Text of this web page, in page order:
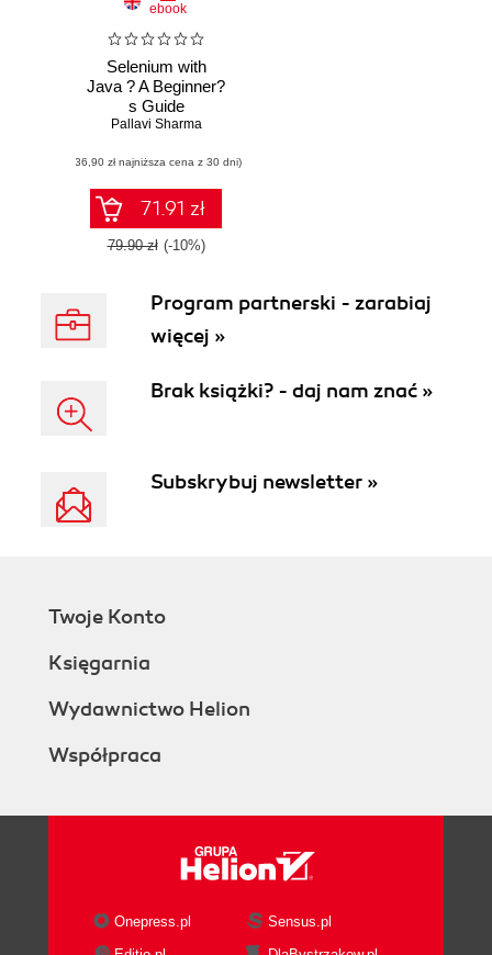
ebook
Selenium with
Java ? A Beginner?
s Guide
Pallavi Sharma
(36,90 zł najniższa cena z 30 dni)
71.91 zł
79.90 zł (-10%)
Program partnerski - zarabiaj
więcej »
Brak książki? - daj nam znać »
Subskrybuj newsletter »
Twoje Konto
Księgarnia
Wydawnictwo Helion
Współpraca
Onepress.pl
Sensus.pl